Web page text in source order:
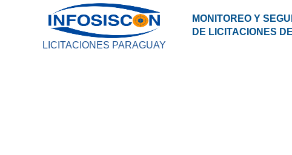
LICITACIONES PARAGUAY
MONITOREO Y
DE LICITACIONES